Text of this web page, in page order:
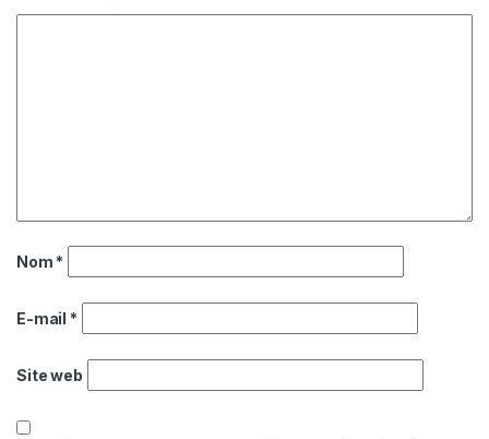
Nom *
E-mail *
Site web